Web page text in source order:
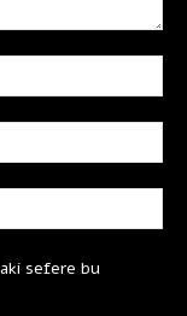
sefere bu